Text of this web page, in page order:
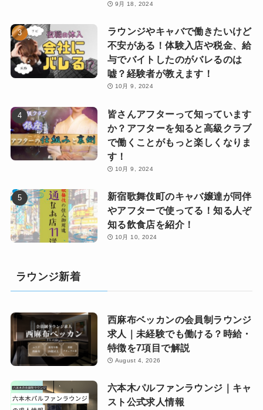
9月 18, 2024
ラウンジやキャバで働きたいけど
不安がある！体験入店や税金、給
与でバイトしたのがバレるのは
嘘？経験者が教えます！
10月 9, 2024
皆さんアフターって知っています
か？アフターを知ると高級クラブ
で働くことがもっと楽しくなりま
す！
10月 9, 2024
新宿歌舞伎町のキャバ嬢達が同伴
やアフターで使ってる！知る人ぞ
知る飲食店を紹介！
10月 10, 2024
ラウンジ新着
西麻布ベッカンの会員制ラウンジ
求人｜未経験でも働ける？時給・
特徴を7項目で解説
August 4, 2026
六本木パルファンラウンジ｜キャ
スト公式求人情報